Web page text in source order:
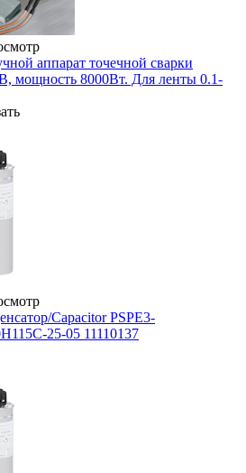
аппарат точечной сварки
мощность 8000Вт. Для ленты 0.1-
Capacitor PSPE3-
25-05 11110137